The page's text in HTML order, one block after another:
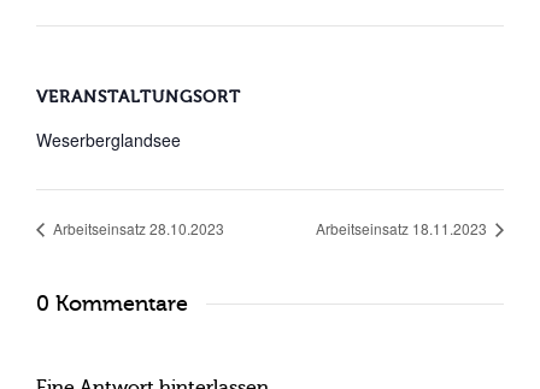
VERANSTALTUNGSORT
Weserberglandsee
Arbeitseinsatz 28.10.2023 Arbeitseinsatz 18.11.2023
0 Kommentare